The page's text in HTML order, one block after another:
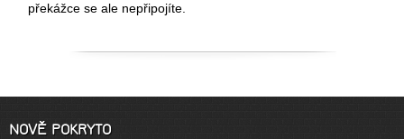
překážce se ale nepřipojíte.
NOVĚ POKRYTO